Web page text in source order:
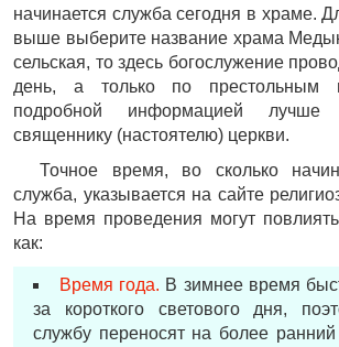
начинается служба сегодня в храме.
выше выберите название храма
сельская, то здесь богослужение
день, а только по престольным
подробной информацией лучше
священнику (настоятелю) церкви.
Точное время, во сколько
служба, указывается на сайте
На время проведения могут
как:
Время года. В зимнее время
за короткого светового дня,
службу переносят на более